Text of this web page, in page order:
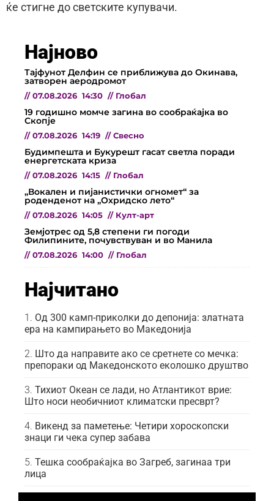
ќе стигне до светските купувачи.
Најново
Тајфунот Делфин се приближува до Окинава,
затворен аеродромот
// 07.08.2026 14:30 // Глобал
19 годишно момче загина во сообраќајка во
Скопје
// 07.08.2026 14:19 // Свесно
Будимпешта и Букурешт гасат светла поради
енергетската криза
// 07.08.2026 14:15 // Глобал
„Вокален и пијанистички огномет“ за
роденденот на „Охридско лето“
// 07.08.2026 14:05 // Култ-арт
Земјотрес од 5,8 степени ги погоди
Филипините, почувствуван и во Манила
// 07.08.2026 14:00 // Глобал
Најчитано
Од 300 камп-приколки до депонија: златната
ера на кампирањето во Македонија
Што да направите ако се сретнете со мечка:
препораки од Македонското еколошко друштво
Тихиот Океан се лади, но Атлантикот врие:
Што носи необичниот климатски пресврт?
Викенд за паметење: Четири хороскопски
знаци ги чека супер забава
Тешка сообраќајка во Загреб, загинаа три
лица